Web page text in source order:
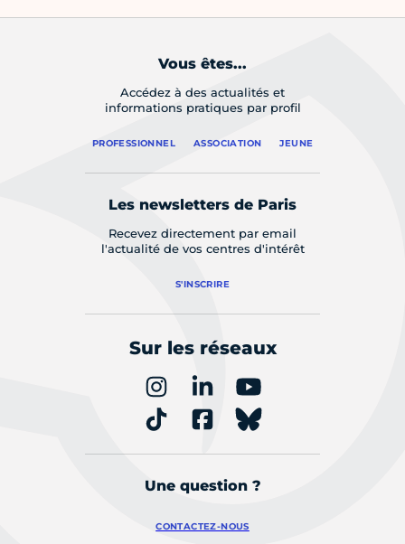
Vous êtes...
Accédez à des actualités et
informations pratiques par profil
PROFESSIONNEL ASSOCIATION JEUNE
Les newsletters de Paris
Recevez directement par email
l'actualité de vos centres d'intérêt
S'INSCRIRE
Sur les réseaux
Une question ?
CONTACTEZ-NOUS